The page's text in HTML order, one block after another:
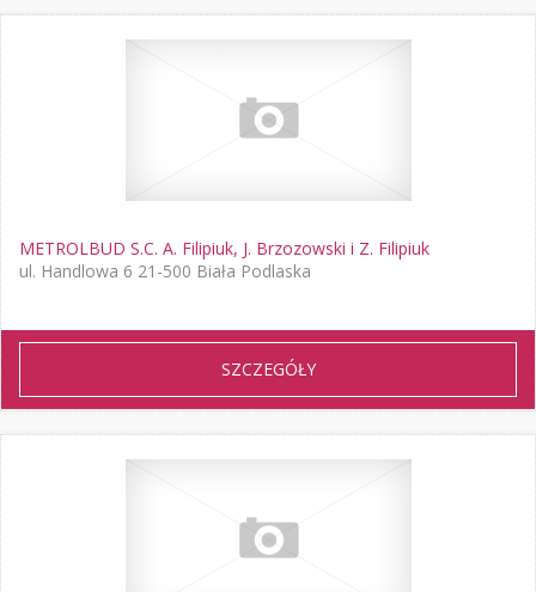
METROLBUD S.C. A. Filipiuk, J. Brzozowski i Z. Filipiuk
ul. Handlowa 6 21-500 Biała Podlaska
SZCZEGÓŁY